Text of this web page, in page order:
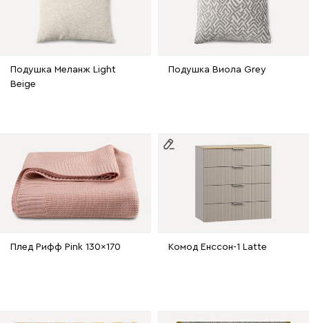
Подушка Меланж Light
Beige
Подушка Виола Grey
Плед Рифф Pink 130x170 Комод Енссон-1 Latte